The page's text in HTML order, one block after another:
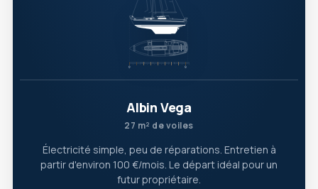
Albin Vega
27 m² de voiles
Électricité simple, peu de réparations. Entretien à
partir d'environ 100 €/mois. Le départ idéal pour un
futur propriétaire.